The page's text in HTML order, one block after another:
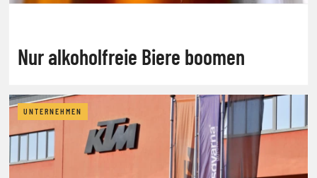
Nur alkoholfreie Biere boomen
UNTERNEHMEN